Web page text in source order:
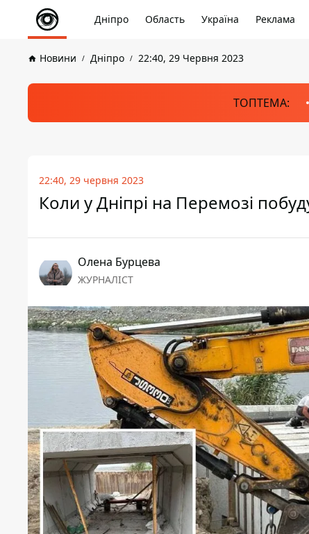
Дніпро Область Україна Реклама
Новини Дніпро 22:40, 29 Червня 2023
ТОПТЕМА:
22:40, 29 червня 2023
Коли у Дніпрі на Перемозі
Олена Бурцева
ЖУРНАЛІСТ